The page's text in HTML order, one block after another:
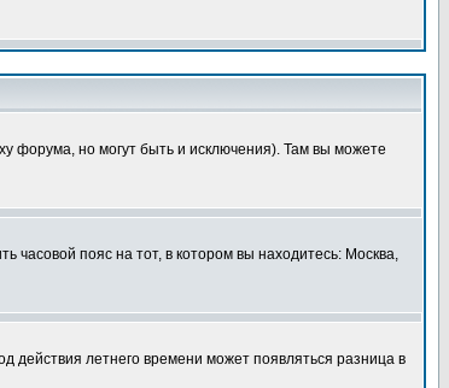
форума, но могут быть и исключения). Там вы можете
часовой пояс на тот, в котором вы находитесь: Москва,
действия летнего времени может появляться разница в